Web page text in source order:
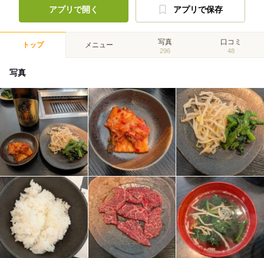
アプリで開く アプリで保存
トップ メニュー 写真
296
口コミ
48
写真